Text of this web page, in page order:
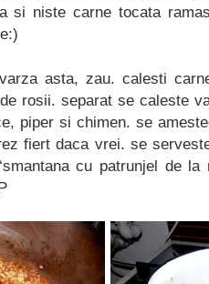
si niste carne tocata
asta, zau. calesti
rosii. separat se caleste
piper si chimen. se
fiert daca vrei. se
cu patrunjel de la